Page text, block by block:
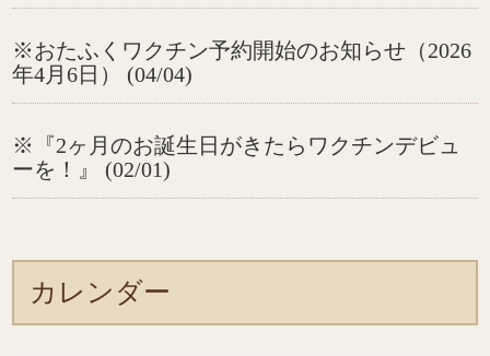
※おたふくワクチン予約開始のお知らせ（2026
年4月6日） (04/04)
※『2ヶ月のお誕生日がきたらワクチンデビュ
ーを！』 (02/01)
カレンダー